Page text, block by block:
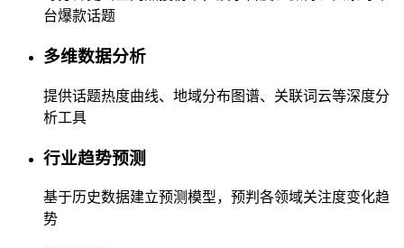
台爆款话题
多维数据分析
提供话题热度曲线、地域分布图谱、关联词云等深度分
析工具
行业趋势预测
基于历史数据建立预测模型，预判各领域关注度变化趋
势